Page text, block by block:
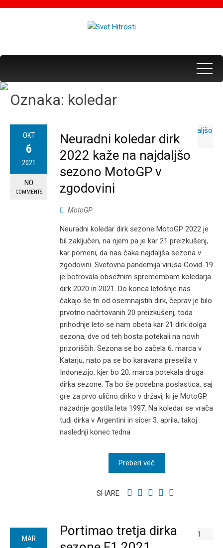
Oznaka: koledar
OKT
6
2021
NO
COMMENTS
Neuradni koledar dirk
2022 kaže na najdaljšo
sezono MotoGP v
zgodovini
MotoGP
Neuradni koledar dirk sezone MotoGP 2022 je
bil zaključen, na njem pa je kar 21 preizkušenj,
kar pomeni, da nas čaka najdaljša sezona v
zgodovini. Svetovna pandemija virusa Covid-19
je botrovala obsežnim spremembam koledarja
dirk 2020 in 2021. Do konca letošnje nas
čakajo še tri od osemnajstih dirk, čeprav je bilo
prvotno načrtovanih 20 preizkušenj, toda
prihodnje leto se nam obeta kar 21 dirk dolga
sezona, dve od teh bosta potekali na novih
prizoriščih. Sezona se bo začela 6. marca v
Katarju, nato pa se bo karavana preselila v
Indonezijo, kjer bo 20. marca potekala druga
dirka sezone. Ta bo še posebna poslastica, saj
gre za prvo ulično dirko v državi, ki je MotoGP
nazadnje gostila leta 1997. Na koledar se vrača
tudi dirka v Argentini in sicer 3. aprila, takoj
naslednji konec tedna
Preberi več
SHARE
MAR
Portimao tretja dirka